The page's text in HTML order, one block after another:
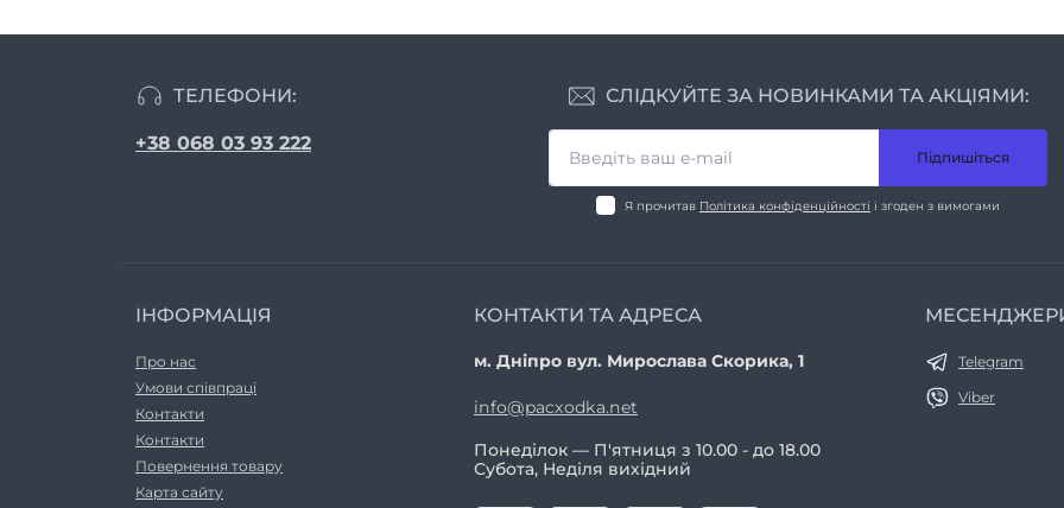
ТЕЛЕФОНИ:
+38 068 03 93 222
СЛІДКУЙТЕ ЗА НОВИНКАМИ ТА АКЦІЯМИ:
Підпишіться
Я прочитав Політика конфіденційності і згоден з вимогами
ІНФОРМАЦІЯ
Про нас
Умови співпраці
Контакти
Контакти
Повернення товару
Карта сайту
КОНТАКТИ ТА АДРЕСА
м. Дніпро вул. Мирослава Скорика, 1
info@pacxodka.net
Понеділок — П'ятниця з 10.00 - до 18.00
Субота, Неділя вихідний
Telegram
Viber